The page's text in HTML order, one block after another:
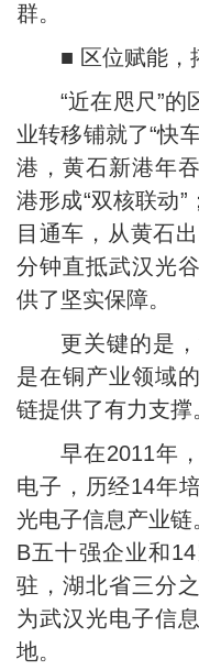
群。
■ 区位赋能，
“近在咫尺”
业转移铺就了“快
港，黄石新港年
港形成“双核联动
目通车，从黄石
分钟直抵武汉光
供了坚实保障。
更关键的是
是在铜产业领域
链提供了有力支撑
早在2011年
电子，历经14年
光电子信息产业
B五十强企业和
驻，湖北省三分
为武汉光电子信
地。